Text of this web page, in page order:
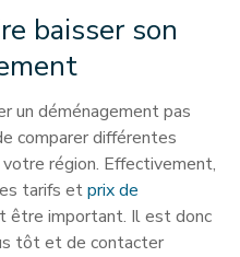
baisser son
un déménagement pas
comparer différentes
région. Effectivement,
tarifs etprix de
être important. Il est donc
tôt et de contacter